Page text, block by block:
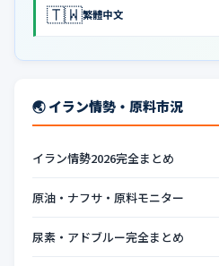
🇹🇼繁體中文
🌏 イラン情勢・原料市況
イラン情勢2026完全まとめ
原油・ナフサ・原料モニター
尿素・アドブルー完全まとめ